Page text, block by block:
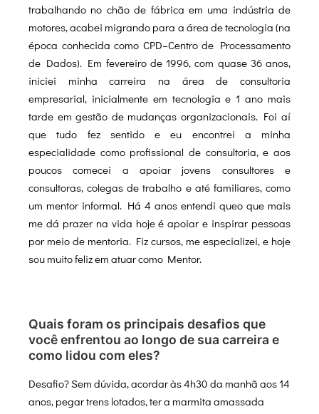
trabalhando no chão de fábrica em uma indústria de
motores, acabei migrando para a área de tecnologia (na
época conhecida como CPD–Centro de Processamento
de Dados). Em fevereiro de 1996, com quase 36 anos,
iniciei minha carreira na área de consultoria
empresarial, inicialmente em tecnologia e 1 ano mais
tarde em gestão de mudanças organizacionais. Foi aí
que tudo fez sentido e eu encontrei a minha
especialidade como profissional de consultoria, e aos
poucos comecei a apoiar jovens consultores e
consultoras, colegas de trabalho e até familiares, como
um mentor informal. Há 4 anos entendi queo que mais
me dá prazer na vida hoje é apoiar e inspirar pessoas
por meio de mentoria. Fiz cursos, me especializei, e hoje
sou muito feliz em atuar como Mentor.
Quais foram os principais desafios que
você enfrentou ao longo de sua carreira e
como lidou com eles?
Desafio? Sem dúvida, acordar às 4h30 da manhã aos 14
anos, pegar trens lotados, ter a marmita amassada